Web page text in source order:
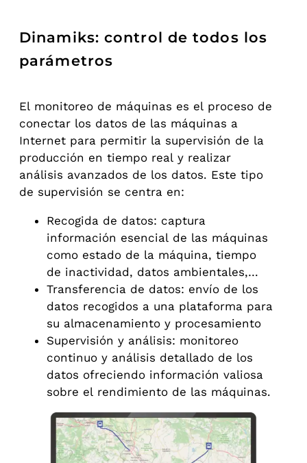
Dinamiks: control de todos los
parámetros
El monitoreo de máquinas es el proceso de
conectar los datos de las máquinas a
Internet para permitir la supervisión de la
producción en tiempo real y realizar
análisis avanzados de los datos. Este tipo
de supervisión se centra en:
Recogida de datos: captura
información esencial de las máquinas
como estado de la máquina, tiempo
de inactividad, datos ambientales,…
Transferencia de datos: envío de los
datos recogidos a una plataforma para
su almacenamiento y procesamiento
Supervisión y análisis: monitoreo
continuo y análisis detallado de los
datos ofreciendo información valiosa
sobre el rendimiento de las máquinas.